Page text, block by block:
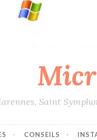
Saint
CONSEILS